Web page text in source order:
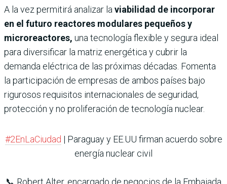
A la vez permitirá analizar la viabilidad de incorporar
en el futuro reactores modulares pequeños y
microreactores, una tecnología flexible y segura ideal
para diversificar la matriz energética y cubrir la
demanda eléctrica de las próximas décadas. Fomenta
la participación de empresas de ambos países bajo
rigurosos requisitos internacionales de seguridad,
protección y no proliferación de tecnología nuclear.
#2EnLaCiudad | Paraguay y EE.UU firman acuerdo sobre
energía nuclear civil
📞 Robert Alter, encargado de negocios de la Embajada